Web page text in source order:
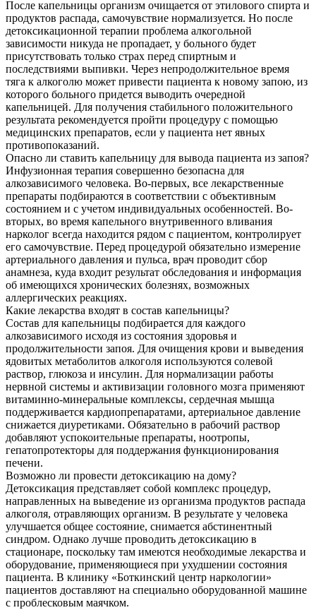
После капельницы организм очищается от этилового спирта и
продуктов распада, самочувствие нормализуется. Но после
детоксикационной терапии проблема алкогольной
зависимости никуда не пропадает, у больного будет
присутствовать только страх перед спиртным и
последствиями выпивки. Через непродолжительное время
тяга к алкоголю может привести пациента к новому запою, из
которого больного придется выводить очередной
капельницей. Для получения стабильного положительного
результата рекомендуется пройти процедуру с помощью
медицинских препаратов, если у пациента нет явных
противопоказаний.
Опасно ли ставить капельницу для вывода пациента из запоя?
Инфузионная терапия совершенно безопасна для
алкозависимого человека. Во-первых, все лекарственные
препараты подбираются в соответствии с объективным
состоянием и с учетом индивидуальных особенностей. Во-
вторых, во время капельного внутривенного вливания
нарколог всегда находится рядом с пациентом, контролирует
его самочувствие. Перед процедурой обязательно измерение
артериального давления и пульса, врач проводит сбор
анамнеза, куда входит результат обследования и информация
об имеющихся хронических болезнях, возможных
аллергических реакциях.
Какие лекарства входят в состав капельницы?
Состав для капельницы подбирается для каждого
алкозависимого исходя из состояния здоровья и
продолжительности запоя. Для очищения крови и выведения
ядовитых метаболитов алкоголя используются солевой
раствор, глюкоза и инсулин. Для нормализации работы
нервной системы и активизации головного мозга применяют
витаминно-минеральные комплексы, сердечная мышца
поддерживается кардиопрепаратами, артериальное давление
снижается диуретиками. Обязательно в рабочий раствор
добавляют успокоительные препараты, ноотропы,
гепатопротекторы для поддержания функционирования
печени.
Возможно ли провести детоксикацию на дому?
Детоксикация представляет собой комплекс процедур,
направленных на выведение из организма продуктов распада
алкоголя, отравляющих организм. В результате у человека
улучшается общее состояние, снимается абстинентный
синдром. Однако лучше проводить детоксикацию в
стационаре, поскольку там имеются необходимые лекарства и
оборудование, применяющиеся при ухудшении состояния
пациента. В клинику «Боткинский центр наркологии»
пациентов доставляют на специально оборудованной машине
с проблесковым маячком.